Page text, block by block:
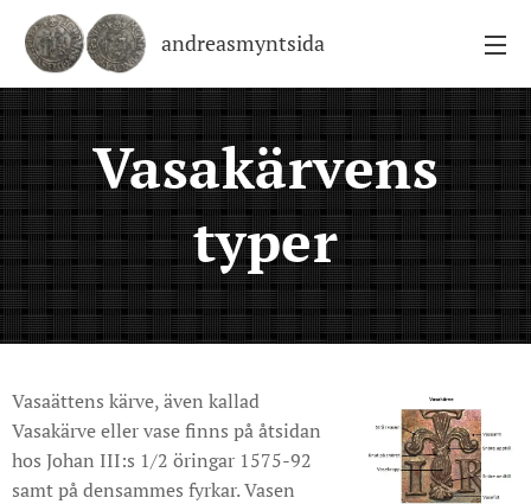
andreasmyntsida
Vasakärvens
typer
Vasaättens kärve, även kallad
Vasakärve eller vase finns på åtsidan
hos Johan III:s 1/2 öringar 1575-92
samt på densammes fyrkar. Vasen